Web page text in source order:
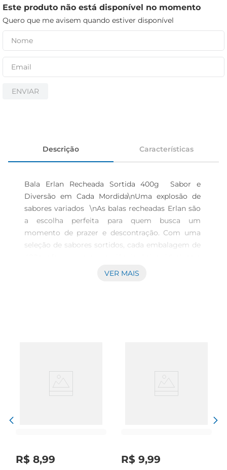
Este produto não está disponível no momento
Quero que me avisem quando estiver disponível
ENVIAR
Descrição Características
Bala Erlan Recheada Sortida 400g  Sabor e
Diversão em Cada Mordida\nUma explosão de
sabores variados  \nAs balas recheadas Erlan são
a escolha perfeita para quem busca um
momento de prazer e descontração. Com uma
seleção de sabores sortidos, cada embalagem de
compartilhar com amigos e familiares ou para
irresistível que derrete na boca. Essa combinação
opção. Elaspodem ser servidas em mesas de
VER MAIS
R$ 8,99 R$ 9,99
papel higiênico
cerveja